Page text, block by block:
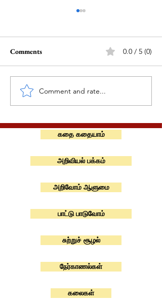
Comments 0.0 / 5 (0)
Comment and rate...
கதை கதையாம்
அறிவியல் பக்கம்
அறிவோம் ஆளுமை
பாட்டு பாடுவோம்
சுற்றுச் சூழல்
நேர்காணல்கள்
கலைகள்